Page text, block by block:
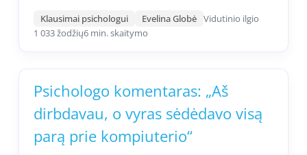
Klausimai psichologui Evelina Globė Vidutinio ilgio
1 033 žodžių6 min. skaitymo
Psichologo komentaras: „Aš
dirbdavau, o vyras sėdėdavo visą
parą prie kompiuterio“